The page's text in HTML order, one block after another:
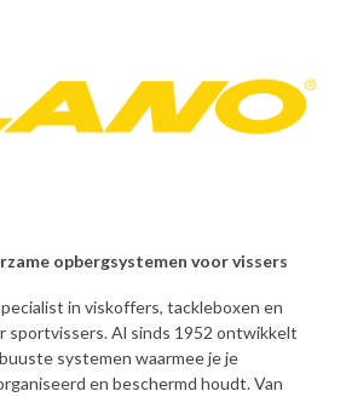
opbergsystemen voor vissers
in viskoffers, tackleboxen en
sportvissers. Al sinds 1952 ontwikkelt
systemen waarmee je je
en beschermd houdt. Van